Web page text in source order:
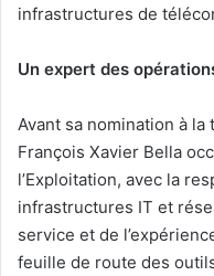
infrastructures de
Un expert des
Avant sa nomination à
François Xavier Bella
l’Exploitation, avec la
infrastructures IT et
service et de
feuille de route des